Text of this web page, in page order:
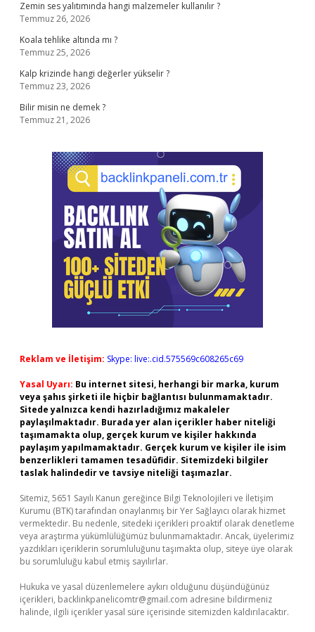
Zemin ses yalıtımında hangi malzemeler kullanılır ?
Temmuz 26, 2026
Koala tehlike altında mı ?
Temmuz 25, 2026
Kalp krizinde hangi değerler yükselir ?
Temmuz 23, 2026
Bilir misin ne demek ?
Temmuz 21, 2026
Reklam ve İletişim: Skype: live:.cid.575569c608265c69
Yasal Uyarı: Bu internet sitesi, herhangi bir marka, kurum
veya şahıs şirketi ile hiçbir bağlantısı bulunmamaktadır.
Sitede yalnızca kendi hazırladığımız makaleler
paylaşılmaktadır. Burada yer alan içerikler haber niteliği
taşımamakta olup, gerçek kurum ve kişiler hakkında
paylaşım yapılmamaktadır. Gerçek kurum ve kişiler ile isim
benzerlikleri tamamen tesadüfidir. Sitemizdeki bilgiler
taslak halindedir ve tavsiye niteliği taşımazlar.
Sitemiz, 5651 Sayılı Kanun gereğince Bilgi Teknolojileri ve İletişim
Kurumu (BTK) tarafından onaylanmış bir Yer Sağlayıcı olarak hizmet
vermektedir. Bu nedenle, sitedeki içerikleri proaktif olarak denetleme
veya araştırma yükümlülüğümüz bulunmamaktadır. Ancak, üyelerimiz
yazdıkları içeriklerin sorumluluğunu taşımakta olup, siteye üye olarak
bu sorumluluğu kabul etmiş sayılırlar.
Hukuka ve yasal düzenlemelere aykırı olduğunu düşündüğünüz
içerikleri, backlinkpanelicomtr@gmail.com adresine bildirmeniz
halinde, ilgili içerikler yasal süre içerisinde sitemizden kaldırılacaktır.